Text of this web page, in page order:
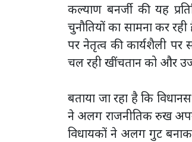
कल्याण बनर्जी की यह
चुनौतियों का सामना कर
पर नेतृत्व की कार्यशैली पर
चल रही खींचतान को और
बताया जा रहा है कि
ने अलग राजनीतिक रुख
विधायकों ने अलग गुट